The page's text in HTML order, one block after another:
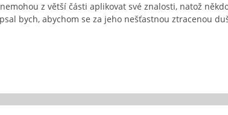
z větší části aplikovat své znalosti, natož
bych, abychom se za jeho nešťastnou ztracenou